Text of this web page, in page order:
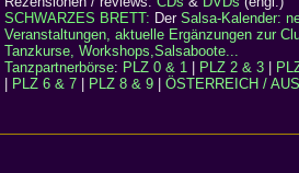
SCHWARZES BRETT: Der Salsa-Kalender:
Veranstaltungen, aktuelle Ergänzungen zur
Tanzkurse, Workshops,Salsaboote...
Tanzpartnerbörse: PLZ 0 & 1 PLZ 2 & 3
PLZ 6 & 7 PLZ 8 & 9 ÖSTERREICH /